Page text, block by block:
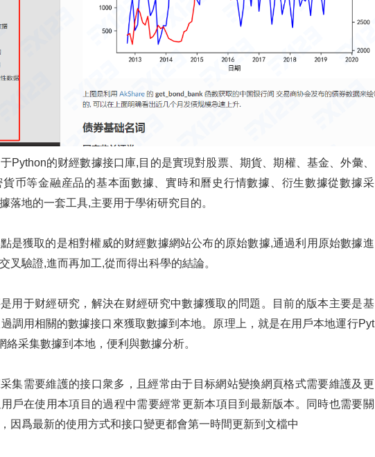
Python的财經數據接口庫,目的是實現對股票、期貨、期權、基金、外彙、
币等金融産品的基本面數據、實時和曆史行情數據、衍生數據從數據采
落地的一套工具,主要用于學術研究目的。
是獲取的是相對權威的财經數據網站公布的原始數據,通過利用原始數據進
叉驗證,進而再加工,從而得出科學的結論。
用于财經研究，解決在财經研究中數據獲取的問題。目前的版本主要是基
調用相關的數據接口來獲取數據到本地。原理上，就是在用戶本地運行Pyt
絡采集數據到本地，便利與數據分析。
集需要維護的接口衆多，且經常由于目标網站變換網頁格式需要維護及更
戶在使用本項目的過程中需要經常更新本項目到最新版本。同時也需要關
因爲最新的使用方式和接口變更都會第一時間更新到文檔中